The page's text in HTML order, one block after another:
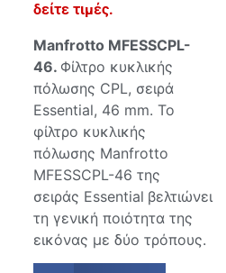
δείτε τιμές.
Manfrotto MFESSCPL-
46. Φίλτρο κυκλικής
πόλωσης CPL, σειρά
Essential, 46 mm. Το
φίλτρo κυκλικής
πόλωσης Manfrotto
MFESSCPL-46 της
σειράς Essential βελτιώνει
τη γενική ποιότητα της
εικόνας με δύο τρόπους.